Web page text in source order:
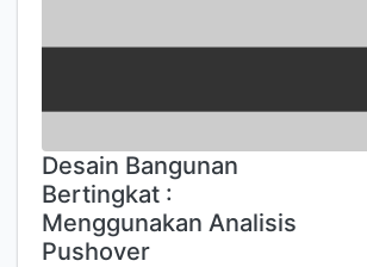
Desain Bangunan
Bertingkat :
Menggunakan Analisis
Pushover